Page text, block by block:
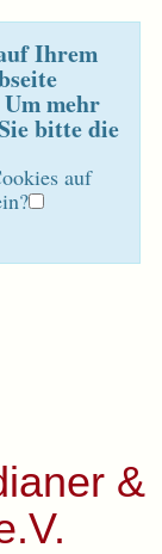
Ihrem
mehr
bitte die
auf
&